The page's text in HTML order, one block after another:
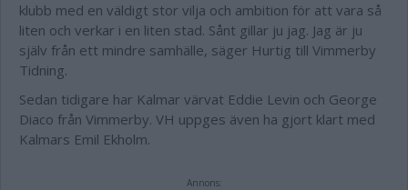
klubb med en väldigt stor vilja och ambition för att vara så
liten och verkar i en liten stad. Sånt gillar ju jag. Jag är ju
själv från ett mindre samhälle, säger Hurtig till Vimmerby
Tidning.
Sedan tidigare har Kalmar värvat Eddie Levin och George
Diaco från Vimmerby. VH uppges även ha gjort klart med
Kalmars Emil Ekholm.
Annons: